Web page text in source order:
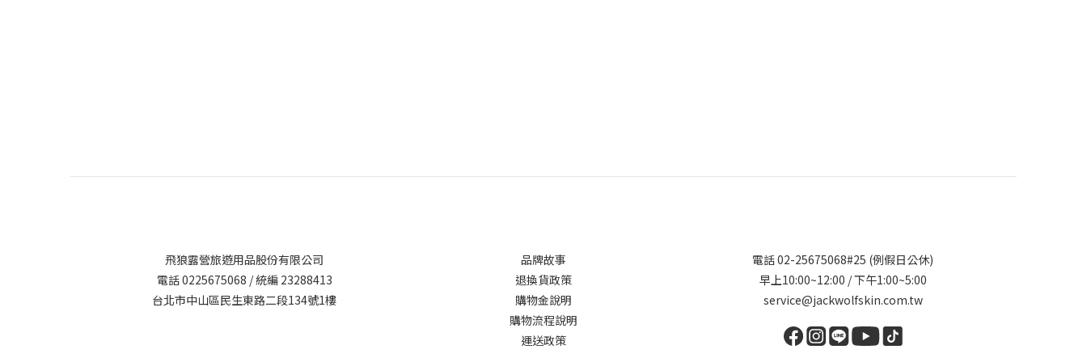
飛狼露營旅遊用品股份有限公司
電話 0225675068 / 統編 23288413
台北市中山區民生東路二段134號1樓
品牌故事
退換貨政策
購物金說明
購物流程說明
運送政策
電話 02-25675068#25 (例假日公休)
早上10:00~12:00 / 下午1:00~5:00
service@jackwolfskin.com.tw